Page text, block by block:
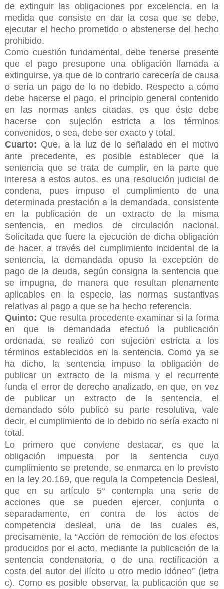
de extinguir las obligaciones por excelencia, en la
medida que consiste en dar la cosa que se debe,
ejecutar el hecho prometido o abstenerse del hecho
prohibido.
Como cuestión fundamental, debe tenerse presente
que el pago presupone una obligación llamada a
extinguirse, ya que de lo contrario carecería de causa
o sería un pago de lo no debido. Respecto a cómo
debe hacerse el pago, el principio general contenido
en las normas antes citadas, es que éste debe
hacerse con sujeción estricta a los términos
convenidos, o sea, debe ser exacto y total.
Cuarto: Que, a la luz de lo señalado en el motivo
ante precedente, es posible establecer que la
sentencia que se trata de cumplir, en la parte que
interesa a estos autos, es una resolución judicial de
condena, pues impuso el cumplimiento de una
determinada prestación a la demandada, consistente
en la publicación de un extracto de la misma
sentencia, en medios de circulación nacional.
Solicitada que fuere la ejecución de dicha obligación
de hacer, a través del cumplimiento incidental de la
sentencia, la demandada opuso la excepción de
pago de la deuda, según consigna la sentencia que
se impugna, de manera que resultan plenamente
aplicables en la especie, las normas sustantivas
relativas al pago a que se ha hecho referencia.
Quinto: Que resulta procedente examinar si la forma
en que la demandada efectuó la publicación
ordenada, se realizó con sujeción estricta a los
términos establecidos en la sentencia. Como ya se
ha dicho, la sentencia impuso la obligación de
publicar un extracto de la misma y el recurrente
funda el error de derecho analizado, en que, en vez
de publicar un extracto de la sentencia, el
demandado sólo publicó su parte resolutiva, vale
decir, el cumplimiento de lo debido no sería exacto ni
total.
Lo primero que conviene destacar, es que la
obligación impuesta por la sentencia cuyo
cumplimiento se pretende, se enmarca en lo previsto
en la ley 20.169, que regula la Competencia Desleal,
que en su artículo 5° contempla una serie de
acciones que se pueden ejercer, conjunta o
separadamente, en contra de los actos de
competencia desleal, una de las cuales es,
precisamente, la “Acción de remoción de los efectos
producidos por el acto, mediante la publicación de la
sentencia condenatoria, o de una rectificación a
costa del autor del ilícito u otro medio idóneo” (letra
c). Como es posible observar, la publicación que se